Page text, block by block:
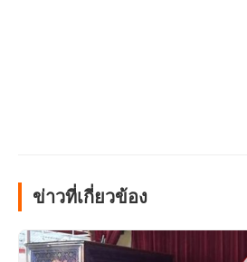
ข่าวที่เกี่ยวข้อง